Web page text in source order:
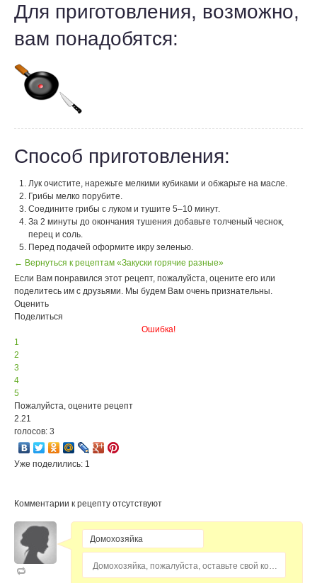
Для приготовления, возможно,
вам понадобятся:
Способ приготовления:
Лук очистите, нарежьте мелкими кубиками и обжарьте на масле.
Грибы мелко порубите.
Соедините грибы с луком и тушите 5–10 минут.
За 2 минуты до окончания тушения добавьте толченый чеснок,
перец и соль.
Перед подачей оформите икру зеленью.
← Вернуться к рецептам «Закуски горячие разные»
Если Вам понравился этот рецепт, пожалуйста, оцените его или
поделитесь им с друзьями. Мы будем Вам очень признательны.
Оценить
Поделиться
Ошибка!
1
2
3
4
5
Пожалуйста, оцените рецепт
2.21
голосов: 3
Уже поделились: 1
Комментарии к рецепту отсутствуют
Домохозяйка, пожалуйста, оставьте свой комментарий...